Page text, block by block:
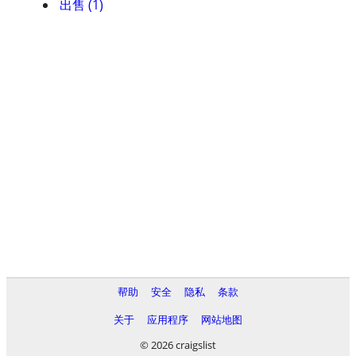
出售 (1)
帮助 安全 隐私
条款
关于
应用程序
网站地图
© 2026 craigslist